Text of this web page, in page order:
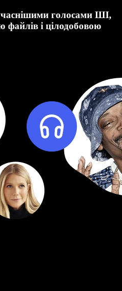
голосами ШІ,
файлів і цілодобовою